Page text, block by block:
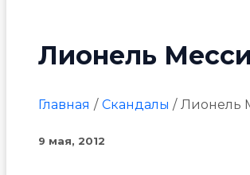
Лионель
Главная Скандалы Лионель
9 мая, 2012